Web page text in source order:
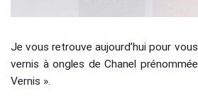
Je vous retrouve aujourd’hui pour
vernis à ongles de Chanel
Vernis ».